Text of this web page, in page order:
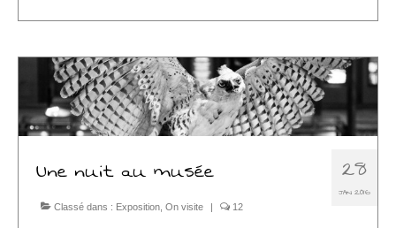
28
JAN 2016
Une nuit au musée
Classé dans : Exposition On visite 12